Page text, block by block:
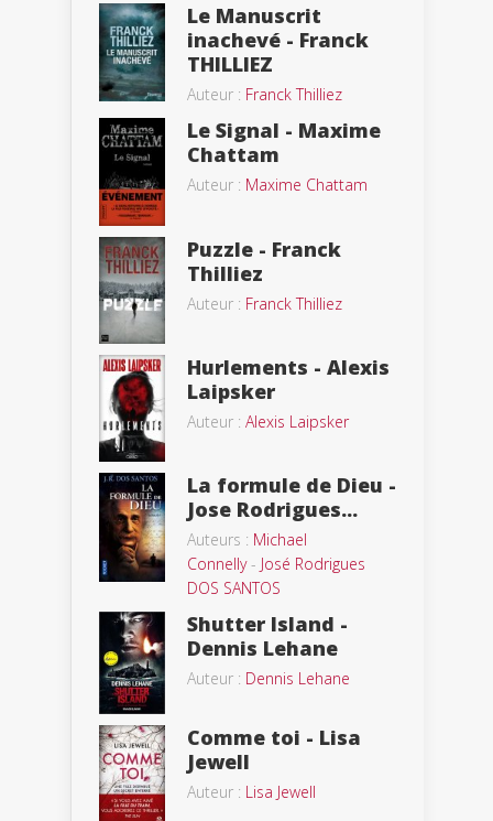
Le Manuscrit
inachevé - Franck
THILLIEZ
Auteur : Franck Thilliez
Le Signal - Maxime
Chattam
Auteur : Maxime Chattam
Puzzle - Franck
Thilliez
Auteur : Franck Thilliez
Hurlements - Alexis
Laipsker
Auteur : Alexis Laipsker
La formule de Dieu -
Jose Rodrigues...
Auteurs : Michael
Connelly- José Rodrigues
DOS SANTOS
Shutter Island -
Dennis Lehane
Auteur : Dennis Lehane
Comme toi - Lisa
Jewell
Auteur : Lisa Jewell